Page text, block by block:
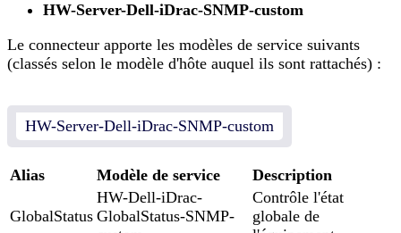
HW-Server-Dell-iDrac-SNMP-custom
Le connecteur apporte les modèles de service suivants
(classés selon le modèle d'hôte auquel ils sont rattachés) :
HW-Server-Dell-iDrac-SNMP-custom
Alias Modèle de service Description
GlobalStatus
HW-Dell-iDrac-
GlobalStatus-SNMP-
Contrôle l'état
globale de